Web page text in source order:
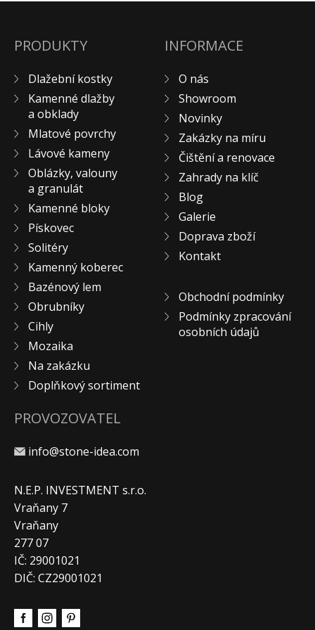
Výrobky z kamene na zakázku
BERA GRAVEL FIX
Creative Floor
Terazzo
Doplňkový sortiment
DLAŽEBNÍ KOSTKY
KAMENNÉ DLAŽBY, OBKLADY
MLATOVÉ POVRCHY
ZAKÁZKY NA MÍRU
VÝPRODEJ
NOVINKY
BLOG
KONTAKT
PRODUKTY
Dlažební kostky
Kamenné dlažby
a obklady
Mlatové povrchy
Lávové kameny
Oblázky, valouny
a granulát
Kamenné bloky
Pískovec
Solitéry
Kamenný koberec
Bazénový lem
Obrubníky
Cihly
Mozaika
Na zakázku
Doplňkový sortiment
INFORMACE
O nás
Showroom
Novinky
Zakázky na míru
Čištění a renovace
Zahrady na klíč
Blog
Galerie
Doprava zboží
Kontakt
Obchodní podmínky
Podmínky zpracování
osobních údajů
PROVOZOVATEL
info@stone-idea.com
N.E.P. INVESTMENT s.r.o.
Vraňany 7
Vraňany
277 07
IČ: 29001021
DIČ: CZ29001021